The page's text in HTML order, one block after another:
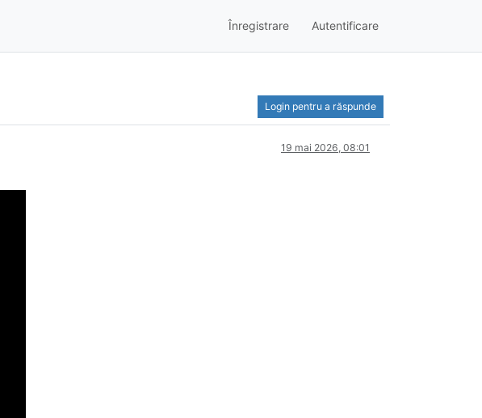
Înregistrare Autentificare
Login pentru a răspunde
19 mai 2026, 08:01